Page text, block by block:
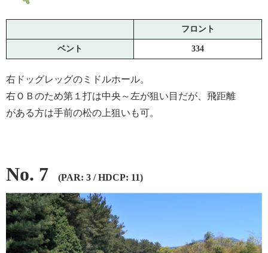
フロント
ベント 334
右ドッグレッグのミドルホール。
右ＯＢのため第１打は中央～左が狙い目だが、飛距離
がある方は手前の松の上狙いも可。
No. 7 (PAR: 3 / HDCP: 11)